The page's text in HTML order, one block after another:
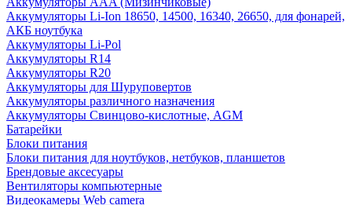
Аккумуляторы Li-Ion 18650, 14500, 16340, 26650, для фонарей,
АКБ ноутбука
Аккумуляторы Li-Pol
Аккумуляторы R14
Аккумуляторы R20
Аккумуляторы для Шуруповертов
Аккумуляторы различного назначения
Аккумуляторы Свинцово-кислотные, AGM
Батарейки
Блоки питания
Блоки питания для ноутбуков, нетбуков, планшетов
Брендовые аксесуары
Вентиляторы компьютерные
Видеокамеры Web camera